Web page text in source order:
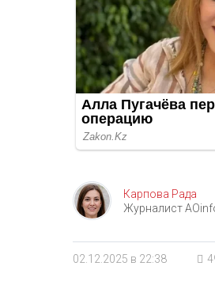
Карпова Рада
Журналист
02.12.2025 в 22:38